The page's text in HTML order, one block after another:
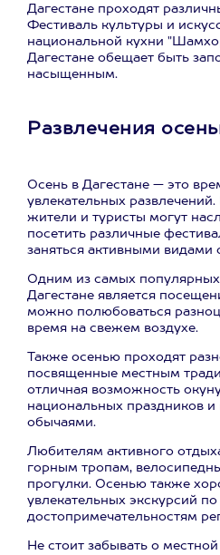
Дагестане проходят
Фестиваль культуры и
национальной кухни
Дагестане обещает быть
насыщенным.
Развлечения
Осень в Дагестане — это
увлекательных
жители и туристы могут
посетить различные
заняться активными видами
Одним из самых
Дагестане является
можно полюбоваться
время на свежем воздухе.
Также осенью проходят
посвященные местным
отличная возможность
национальных праздников
обычаями.
Любителям активного
горным тропам,
прогулки. Осенью также
увлекательных экскурсий
достопримечательностям
Не стоит забывать о